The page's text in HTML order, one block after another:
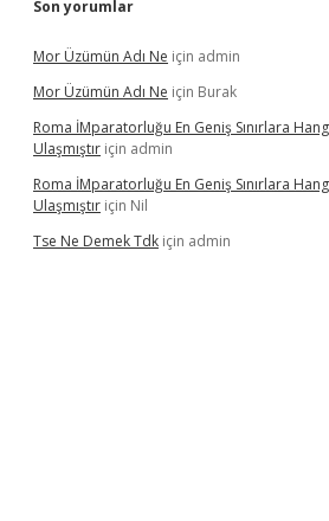
Son yorumlar
Mor Üzümün Adı Ne için admin
Mor Üzümün Adı Ne için Burak
Roma İMparatorluğu En Geniş Sınırlara
Ulaşmıştır için admin
Roma İMparatorluğu En Geniş Sınırlara
Ulaşmıştır için Nil
Tse Ne Demek Tdk için admin